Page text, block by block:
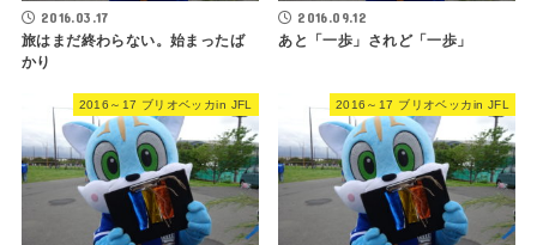
2016.03.17
旅はまだ終わらない。始まったば
かり
2016.09.12
あと「一歩」されど「一歩」
2016～17 ブリオベッカin JFL 2016～17 ブリオベッカin JFL